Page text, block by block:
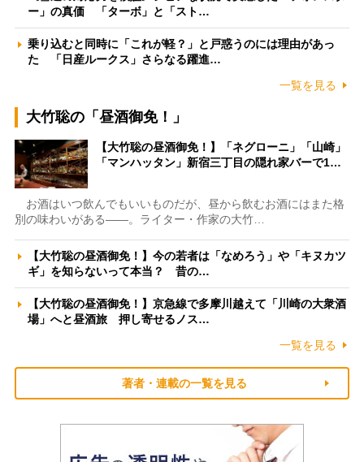
ー」の真価 「ターボ」と「スト…
乗り込むと同時に「これが軽？」と戸惑うのには理由があっ
た 「日産ルークス」さらなる躍進…
一覧を見る
大竹聡の「昼酒御免！」
【大竹聡の昼酒御免！】「ネグローニ」「山崎」
「マンハッタン」新宿三丁目の隠れ家バーで1…
お酒はいつ飲んでもいいものだが、昼から飲むお酒にはまた格
別の味わいがある――。ライター・作家の大竹…
【大竹聡の昼酒御免！】今の若者は「なめろう」や「キヌカツ
ギ」を知らないって本当？ 昔の…
【大竹聡の昼酒御免！】京急線で多摩川越えて「川崎の大衆酒
場」へと昼酒旅 押し寄せるノス…
一覧を見る
著者・連載の一覧を見る